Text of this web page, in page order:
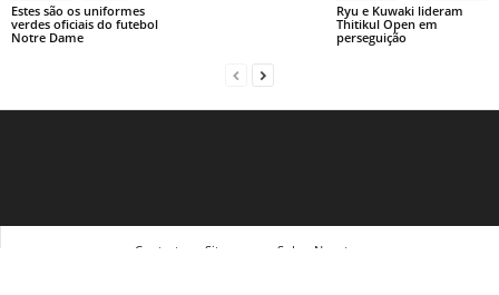
Estes são os uniformes
verdes oficiais do futebol
Notre Dame
Ryu e Kuwaki lideram
Thitikul Open em
perseguição
Contact Sitemap
Sobre Nosotras